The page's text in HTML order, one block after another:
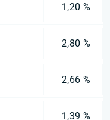
1,20 %
2,80 %
2,66 %
1,39 %